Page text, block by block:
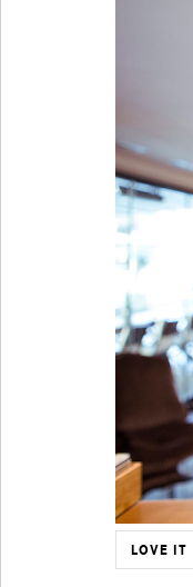
LOVE IT